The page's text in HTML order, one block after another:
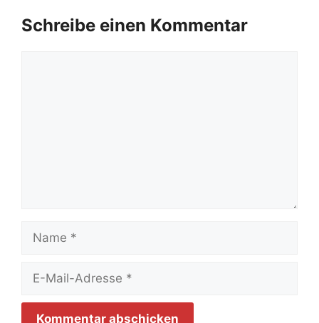
Schreibe einen Kommentar
Mail-
Adresse